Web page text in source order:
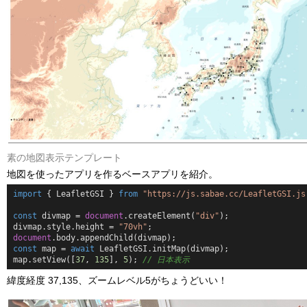
素の地図表示テンプレート
地図を使ったアプリを作るベースアプリを紹介。
import { LeafletGSI } from "https://js.sabae.cc/
const divmap = document . createElement ( "div" );
divmap. style. height = "70vh"
document . body.appendChild
const map = await LeafletGSI. initMap(divmap);
map. setView([37, 135 ], 5); // 日本表示
緯度経度 37,135、ズームレベル5がちょうどいい！